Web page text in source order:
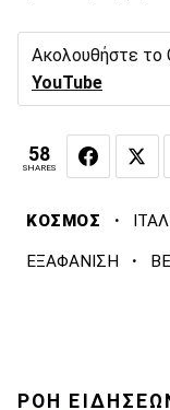
Ακολουθήστε το
YouTube
58
SHARES
ΚΟΣΜΟΣ ·
ΕΞΑΦΑΝΙΣΗ ·
ΡΟΗ